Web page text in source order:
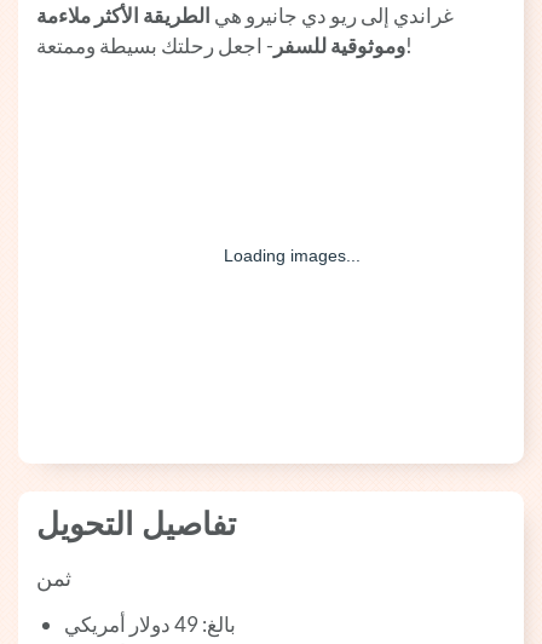
غراندي إلى ريو دي جانيرو هي الطريقة الأكثر ملاءمة
وموثوقية للسفر- اجعل رحلتك بسيطة وممتعة!
تفاصيل التحويل
ثمن
بالغ: 49 دولار أمريكي